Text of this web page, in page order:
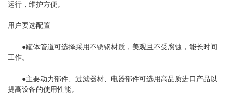
运行，维护方便。
用户要选配置
●罐体管道可选择采用不锈钢材质，美观且不受腐蚀，能长时间
工作。
●主要动力部件、过滤器材、电器部件可选用高品质进口产品以
提高设备的使用性能。